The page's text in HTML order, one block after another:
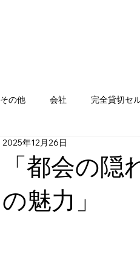
その他 会社 完全貸切セ
「都会の
の魅力」
2025年12月26日